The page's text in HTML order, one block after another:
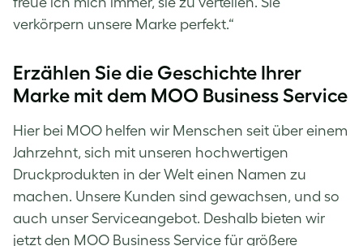
verkörpern unsere Marke perfekt.“
Erzählen Sie die Geschichte Ihrer
Marke mit dem MOO Business Service
Hier bei MOO helfen wir Menschen seit über einem
Jahrzehnt, sich mit unseren hochwertigen
Druckprodukten in der Welt einen Namen zu
machen. Unsere Kunden sind gewachsen, und so
auch unser Serviceangebot. Deshalb bieten wir
jetzt den MOO Business Service für größere